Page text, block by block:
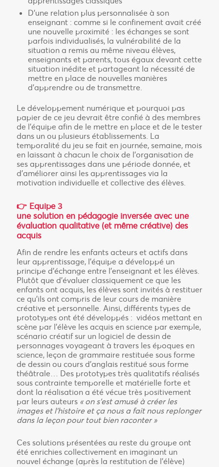
D’une relation plus personnalisée à son
enseignant : comme si le confinement avait créé
une nouvelle proximité : les échanges se sont
parfois individualisés, la vulnérabilité de la
situation a remis au même niveau élèves,
enseignants et parents, tous égaux devant cette
situation inédite et partageant la nécessité de
mettre en place de nouvelles manières
d’apprendre ou de transmettre.
Le développement numérique et pourquoi pas
papier de ce jeu devrait être confié à des membres
de l’équipe afin de le mettre en place et de le tester
dans un ou plusieurs établissements. La
temporalité du jeu se fait en journée, semaine, mois
en laissant à chacun le choix de l’organisation de
ses apprentissages dans une période donnée, et
d’améliorer ainsi les apprentissages via la
motivation individuelle et collective des élèves.
👉 Equipe 3
une solution en pédagogie inversée avec une
évaluation qualitative (et même créative) des
acquis
Afin de rendre les enfants acteurs et actifs dans
leur apprentissage, l’équipe a développé un
principe d’échange entre l’enseignant et les élèves.
Plutôt que d’évaluer classiquement ce que les
enfants ont acquis, les élèves sont invités à restituer
ce qu’ils ont compris de leur cours de manière
créative et personnelle. Ainsi, différents types de
prototypes ont été développés : vidéos mettant en
scène par l’élève les acquis en science par exemple,
scénario créatif sur un logiciel de dessin de
personnages voyageant à travers les époques en
science, leçon de grammaire restituée sous forme
de dessin ou cours d’anglais restitué sous forme
théâtrale… Des prototypes très qualitatifs réalisés
sous contrainte temporelle et matérielle forte et
dont la réalisation a été vécue très positivement
par leurs auteurs « on s’est amusé à créer les
images et l’histoire et ça nous a fait nous replonger
dans la leçon pour tout bien raconter »
Ces solutions présentées au reste du groupe ont
été enrichies collectivement en imaginant un
nouvel échange (après la restitution de l’élève)